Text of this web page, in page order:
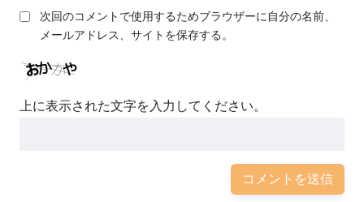
次回のコメントで使用するためブラウザーに自分の名前、
メールアドレス、サイトを保存する。
上に表示された文字を入力してください。